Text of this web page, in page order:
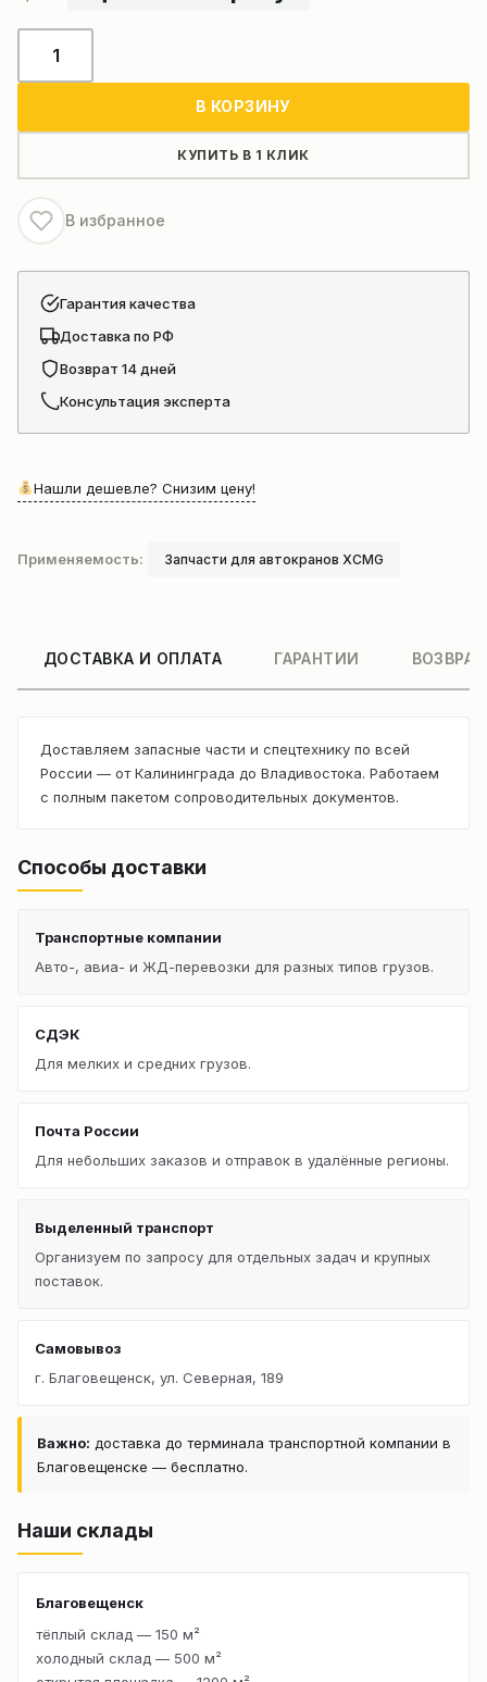
товара
автокрана
В КОРЗИНУ
КУПИТЬ В 1 КЛИК
В избранное
Гарантия качества
Доставка по РФ
Возврат 14 дней
Консультация эксперта
Нашли дешевле? Снизим цену!
Применяемость: Запчасти для автокранов XCMG
ДОСТАВКА И ОПЛАТА ГАРАНТИИ
Доставляем запасные части и спецтехнику по всей
России — от Калининграда до Владивостока. Работаем
с полным пакетом сопроводительных документов.
Способы доставки
Транспортные компании
Авто-, авиа- и ЖД-перевозки для разных типов грузов.
СДЭК
Для мелких и средних грузов.
Почта России
Для небольших заказов и отправок в удалённые регионы.
Выделенный транспорт
Организуем по запросу для отдельных задач и крупных
поставок.
Самовывоз
г. Благовещенск, ул. Северная, 189
Важно: доставка до терминала транспортной компании в
Благовещенске — бесплатно.
Наши склады
Благовещенск
тёплый склад — 150 м²
холодный склад — 500 м²